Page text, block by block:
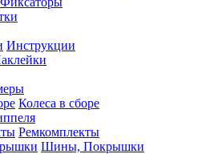
Инструкции
Колеса в сборе
Ремкомплекты
Шины, Покрышки